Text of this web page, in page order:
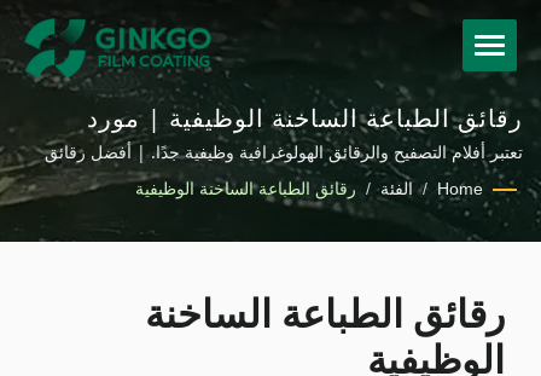
رقائق الطباعة الساخنة الوظيفية | مورد
رقائق الطباعة الساخنة، الأفلام الهولوجرافية
والأفلام الزخرفية | Ginkgo
تعتبر أفلام التصفيح والرقائق الهولوغرافية وظيفية جدًا. | أفضل رقائق
الطباعة الساخنة للبلاستيك
Home
/ الفئة / رقائق الطباعة الساخنة الوظيفية
رقائق الطباعة الساخنة
الوظيفية